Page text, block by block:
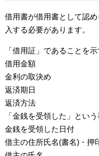
借用書が借用書として認
入する必要があります。
「借用証」であることを
借用金額
金利の取決め
返済期日
返済方法
「金銭を受領した」とい
金銭を受領した日付
借主の住所氏名(書名)・押